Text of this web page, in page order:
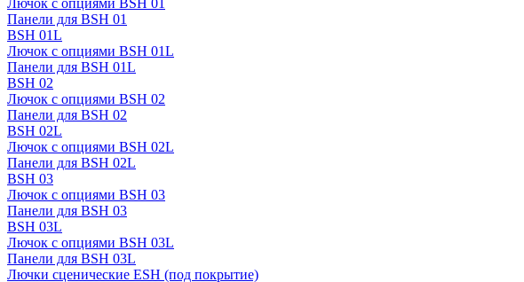
Лючок с опциями BSH 01
Панели для BSH 01
BSH 01L
Лючок с опциями BSH 01L
Панели для BSH 01L
BSH 02
Лючок с опциями BSH 02
Панели для BSH 02
BSH 02L
Лючок с опциями BSH 02L
Панели для BSH 02L
BSH 03
Лючок с опциями BSH 03
Панели для BSH 03
BSH 03L
Лючок с опциями BSH 03L
Панели для BSH 03L
Лючки сценические ESH (под покрытие)